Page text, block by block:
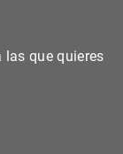
las que quieres